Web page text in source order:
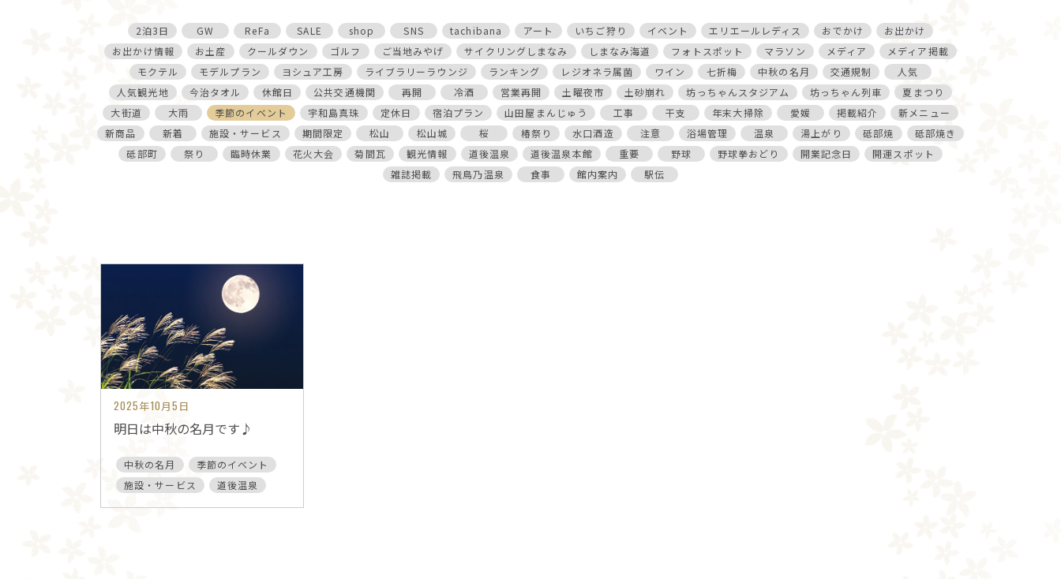
2泊3日 GW ReFa SALE shop SNS tachibana アート いちご狩り イベント エリエールレディス おでかけ
お出かけ
お出かけ情報
お土産 クールダウン ゴルフ ご当地みやげ サイクリングしまなみ しまなみ海道 フォトスポット マラソン メディア
メディア掲載
モクテル
モデルプラン ヨシュア工房 ライブラリーラウンジ ランキング レジオネラ属菌 ワイン 七折梅 中秋の名月 交通規制
人気
人気観光地
今治タオル 休館日 公共交通機関 再開 冷酒 営業再開 土曜夜市 土砂崩れ 坊っちゃんスタジアム 坊っちゃん列車
夏まつり
大街道
大雨 季節のイベント 宇和島真珠 定休日 宿泊プラン 山田屋まんじゅう 工事 干支 年末大掃除 愛媛 掲載紹介
新メニュー
新商品
新着 施設・サービス 期間限定 松山 松山城 桜 椿祭り 水口酒造 注意 浴場管理 温泉 湯上がり 砥部焼
砥部焼き
砥部町
祭り 臨時休業 花火大会 菊間瓦 観光情報 道後温泉 道後温泉本館 重要 野球 野球拳おどり 開業記念日
開運スポット
雑誌掲載
飛鳥乃温泉 食事 館内案内 駅伝
2025年10月5日
明日は中秋の名月です♪
中秋の名月
季節のイベント
施設・サービス
道後温泉